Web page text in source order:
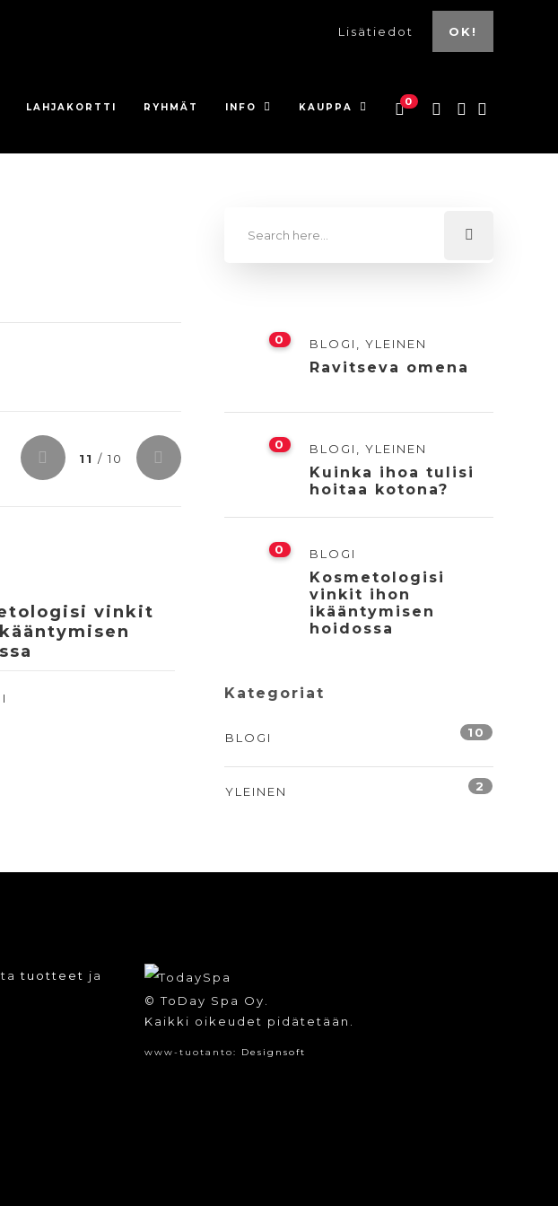
Lisätiedot OK!
LAHJAKORTTI RYHMÄT INFO KAUPPA 0
11 / 10
vinkit
0 BLOGI YLEINEN
Ravitseva omena
0 BLOGI YLEINEN
Kuinka ihoa tulisi
hoitaa kotona?
0 BLOGI
Kosmetologisi
vinkit ihon
ikääntymisen
hoidossa
Kategoriat
BLOGI 10
YLEINEN 2
tuotteet ja
© ToDay Spa Oy.
Kaikki oikeudet pidätetään.
www-tuotanto: Designsoft